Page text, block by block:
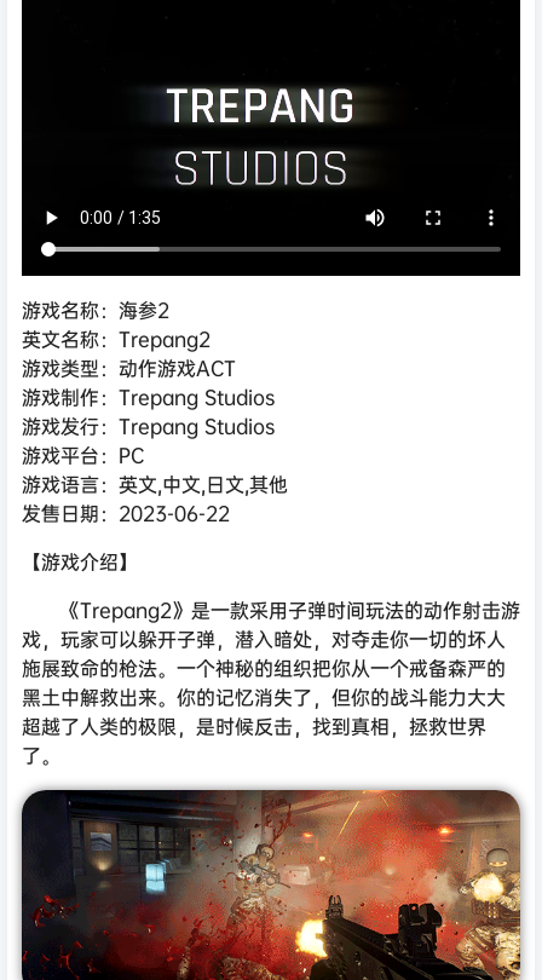
游戏名称：海参2
英文名称：Trepang2
游戏类型：动作游戏ACT
游戏制作：Trepang Studios
游戏发行：Trepang Studios
游戏平台：PC
游戏语言：英文,中文,日文,其他
发售日期：2023-06-22
【游戏介绍】
《Trepang2》是一款采用子弹时间玩法的动作射击游
戏，玩家可以躲开子弹，潜入暗处，对夺走你一切的坏人
施展致命的枪法。一个神秘的组织把你从一个戒备森严的
黑土中解救出来。你的记忆消失了，但你的战斗能力大大
超越了人类的极限，是时候反击，找到真相，拯救世界
了。